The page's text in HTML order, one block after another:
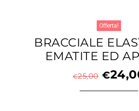
Offerta!
BRACCIALE
EMATITE ED
€25,00 €